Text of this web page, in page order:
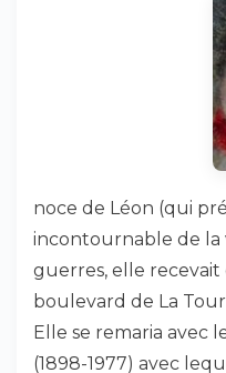
noce de Léon (qui
incontournable de la
guerres, elle
boulevard de La
Elle se remaria avec
(1898-1977) avec